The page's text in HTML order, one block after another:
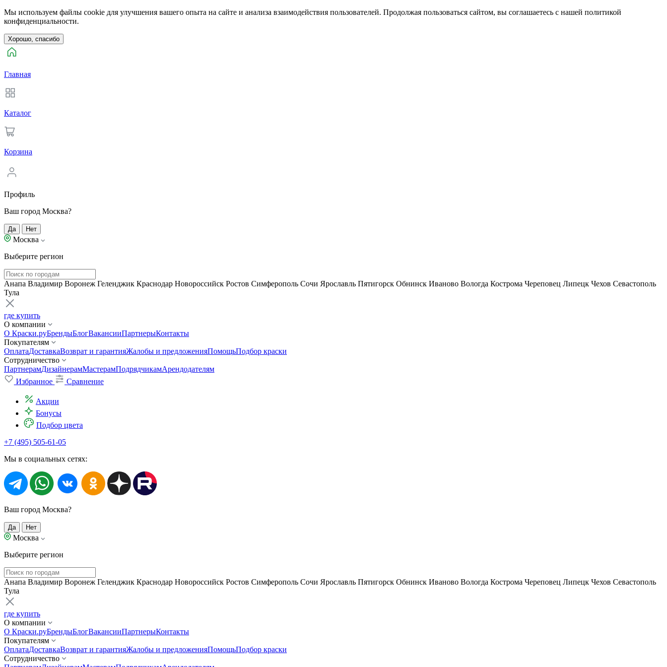
Мы используем файлы cookie для улучшения вашего опыта на сайте и анализа взаимодействия пользователей. Продолжая пользоваться сайтом, вы соглашаетесь с нашей политикой
конфиденциальности.
Хорошо, спасибо
Главная
Каталог
Корзина
Профиль
Ваш город Москва?
Да Нет
Москва
Выберите регион
Анапа Владимир Воронеж Геленджик Краснодар Новороссийск Ростов Симферополь Сочи Ярославль Пятигорск Обнинск Иваново Вологда Кострома Череповец Липецк Чехов Севастополь
Тула
где купить
О компании
О Краски.руБрендыБлогВакансииПартнерыКонтакты
Покупателям
ОплатаДоставкаВозврат и гарантияЖалобы и предложенияПомощьПодбор краски
Сотрудничество
ПартнерамДизайнерамМастерамПодрядчикамАрендодателям
Избранное
Сравнение
Акции
Бонусы
Подбор цвета
+7 (495) 505-61-05
Мы в социальных сетях:
Ваш город Москва?
Да Нет
Москва
Выберите регион
Анапа Владимир Воронеж Геленджик Краснодар Новороссийск Ростов Симферополь Сочи Ярославль Пятигорск Обнинск Иваново Вологда Кострома Череповец Липецк Чехов Севастополь
Тула
где купить
О компании
О Краски.руБрендыБлогВакансииПартнерыКонтакты
Покупателям
ОплатаДоставкаВозврат и гарантияЖалобы и предложенияПомощьПодбор краски
Сотрудничество